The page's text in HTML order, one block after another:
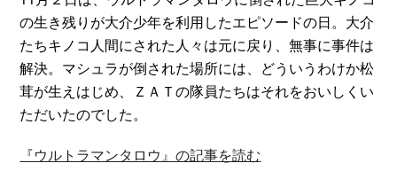
の生き残りが大介少年を利用したエピソードの日。大介
たちキノコ人間にされた人々は元に戻り、無事に事件は
解決。マシュラが倒された場所には、どういうわけか松
茸が生えはじめ、ＺＡＴの隊員たちはそれをおいしくい
ただいたのでした。
『ウルトラマンタロウ』の記事を読む